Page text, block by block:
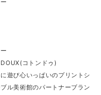
コトンドゥ)
遊び心いっぱいのプリントシ
ル美術館のパートナーブラン